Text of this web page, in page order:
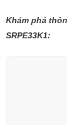
Khám phá
SRPE33K1: